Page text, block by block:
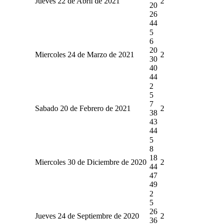
20
26
44
Miercoles 24 de Marzo de 2021
5
6
20
30
40
44
2
Sabado 20 de Febrero de 2021
2
5
7
38
43
44
2
Miercoles 30 de Diciembre de 2020
5
8
18
44
47
49
2
Jueves 24 de Septiembre de 2020
2
5
26
36
2